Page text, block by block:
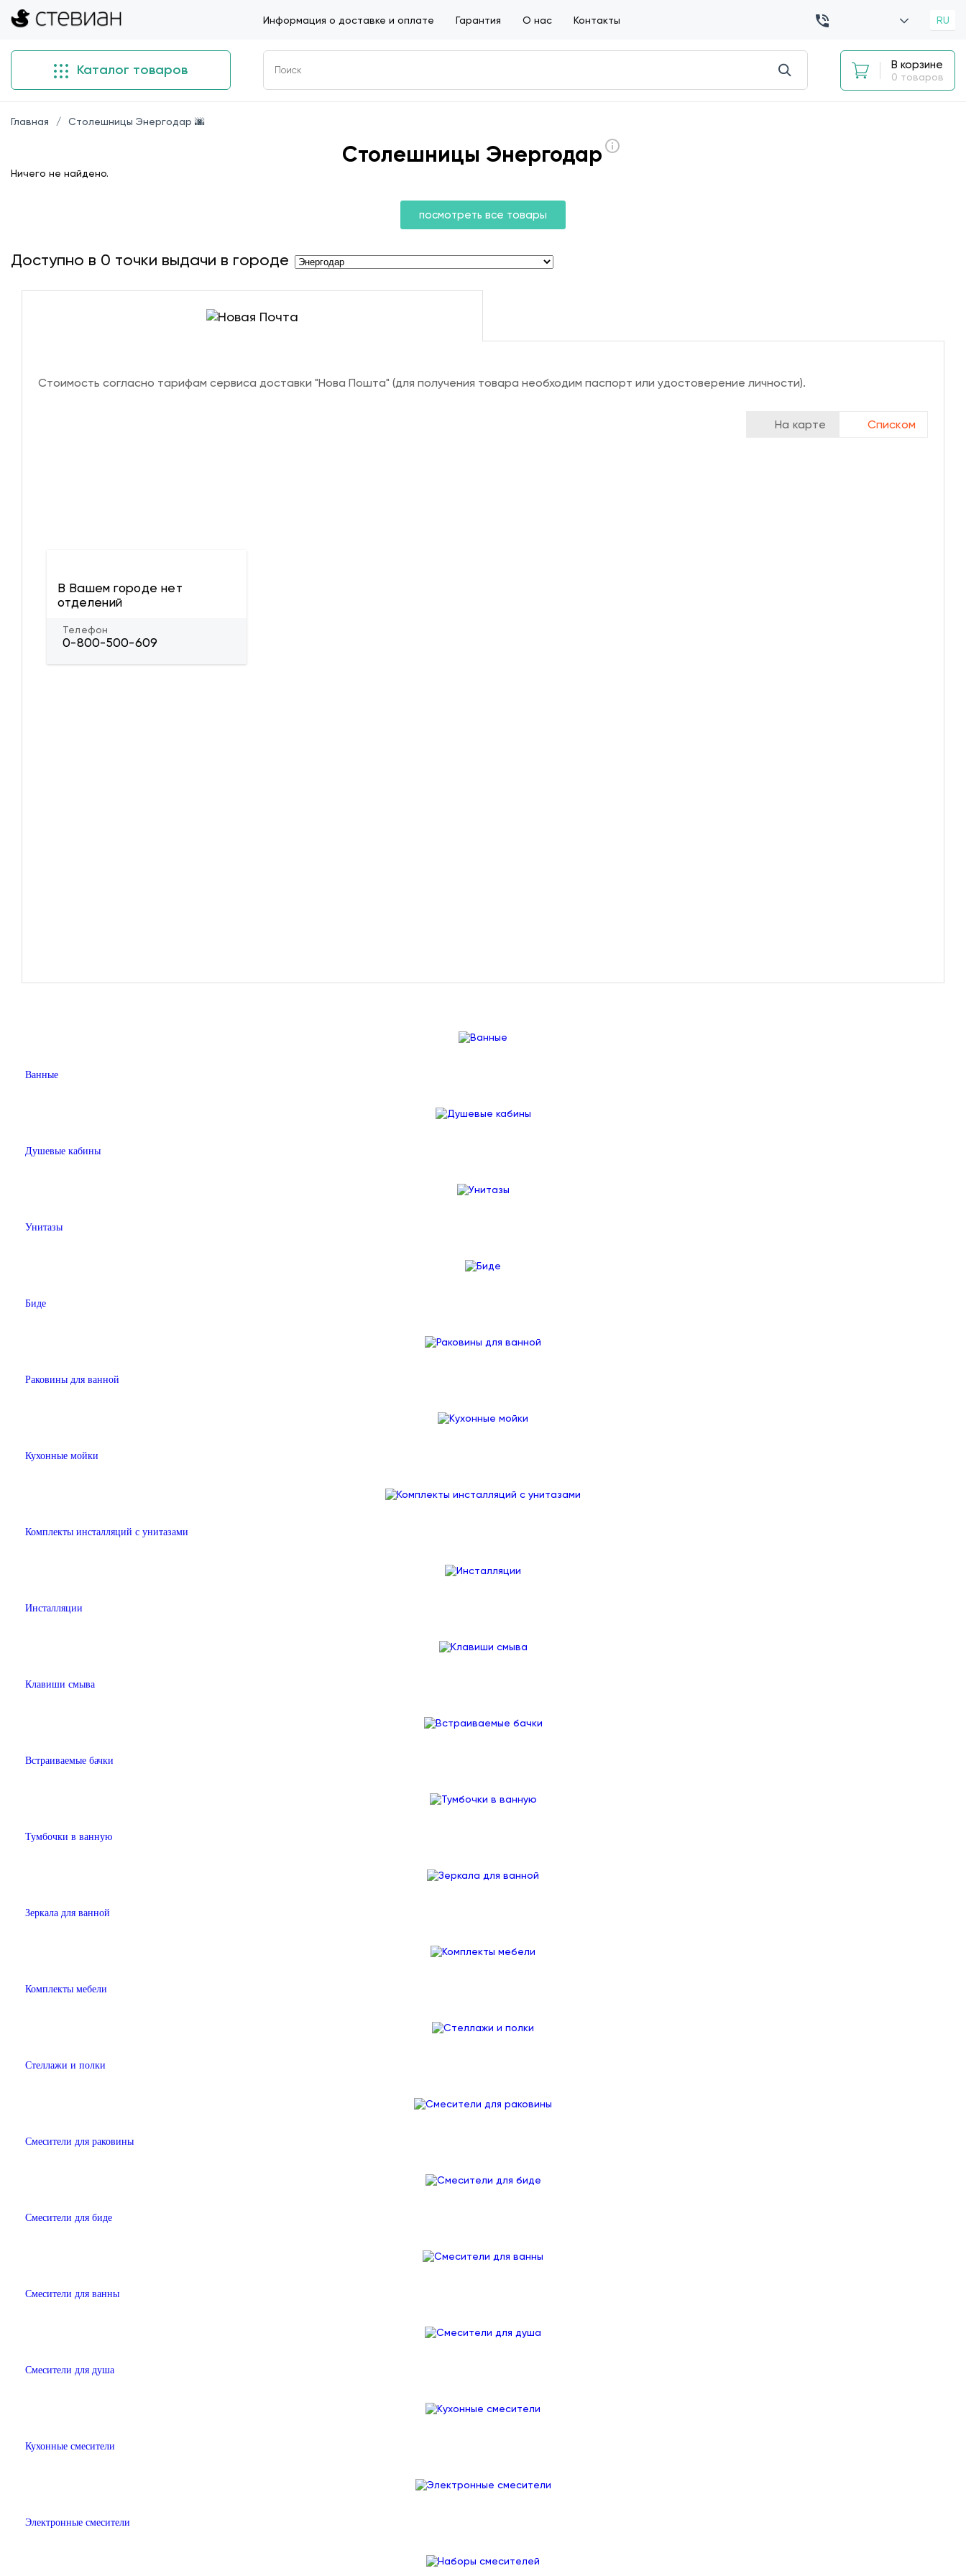
Информация о доставке и оплате Гарантия О нас Контакты RU
Каталог товаров В корзине
0 товаров
Главная Столешницы Энергодар 🌆
Столешницы Энергодар
Ничего не найдено.
посмотреть все товары
Доступно в 0 точки выдачи в городе
Стоимость согласно тарифам сервиса доставки "Нова Пошта" (для получения товара необходим паспорт или удостоверение личности).
На карте Списком
В Вашем городе нет
отделений
Телефон
0-800-500-609
Ванные
Душевые кабины
Унитазы
Биде
Раковины для ванной
Кухонные мойки
Комплекты инсталляций с унитазами
Инсталляции
Клавиши смыва
Встраиваемые бачки
Тумбочки в ванную
Зеркала для ванной
Комплекты мебели
Стеллажи и полки
Смесители для раковины
Смесители для биде
Смесители для ванны
Смесители для душа
Кухонные смесители
Электронные смесители